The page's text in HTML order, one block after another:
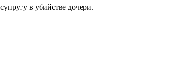
супругу в убийстве дочери.